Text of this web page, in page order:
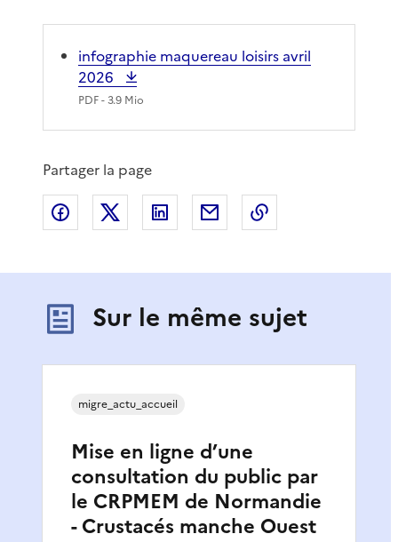
infographie maquereau loisirs avril
2026
PDF- 3.9 Mio
Partager la page
Partager sur Facebook
Partager sur XPartager sur LinkedIn
Partager par email
Sur le même sujet
Mise en ligne d’une
consultation du public par
le CRPMEM de Normandie
- Crustacés manche Ouest
migre_actu_accueil